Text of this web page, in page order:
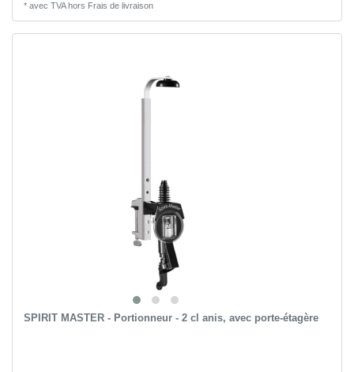
* avec TVAhors Frais de livraison
SPIRIT MASTER - Portionneur - 2 cl anis, avec porte-étagère